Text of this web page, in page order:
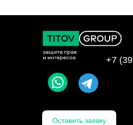
Оставить заявку
→
→
+7